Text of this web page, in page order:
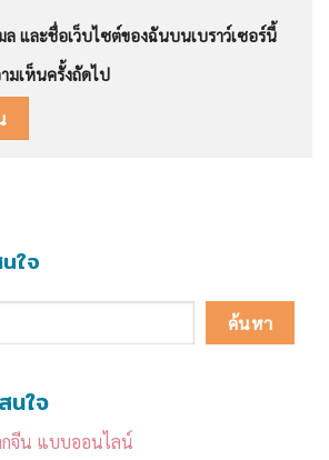
และชื่อเว็บไซต์ของฉันบนเบราว์เซอร์นี้
มเห็นครั้งถัดไป
ใจ
ค้นหา
นใจ
กจีน แบบออนไลน์